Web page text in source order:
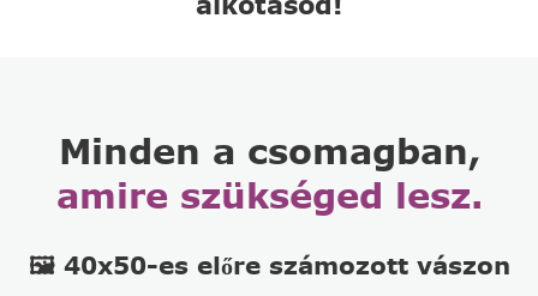
Minden a csomagban,
amire szükséged lesz.
🖼️ 40x50-es előre számozott vászon